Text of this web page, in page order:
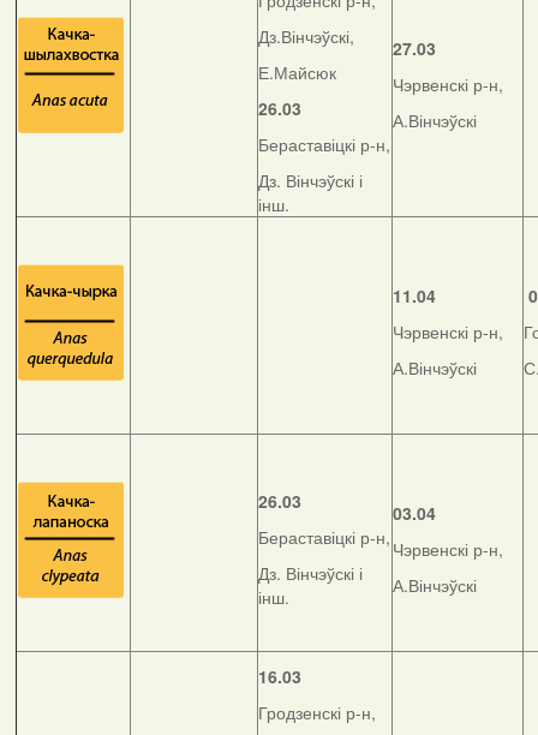
Дз.Вінчэўскі,
Е.Майсюк
26.03
Бераставіцкі р-н,
Дз. Вінчэўскі і
інш.
27.03
Чэрвенскі р-н,
А.Вінчэўскі
11.04
Чэрвенскі р-н,
А.Вінчэўскі
26.03
Бераставіцкі р-н,
Дз. Вінчэўскі і
інш.
03.04
Чэрвенскі р-н,
А.Вінчэўскі
16.03
Гродзенскі р-н,